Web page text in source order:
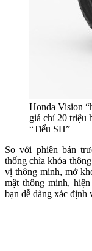
Honda Vision
giá chỉ 20 triệu
“Tiểu SH”
So với phiên bản
thống chìa khóa
vị thông minh, mở
mật thông minh,
bạn dễ dàng xác